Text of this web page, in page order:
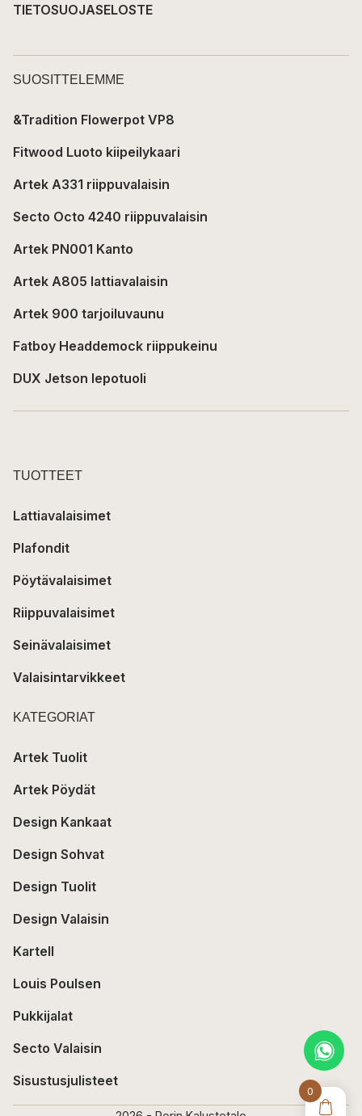
0
TIETOSUOJASELOSTE
SUOSITTELEMME
&Tradition Flowerpot VP8
Fitwood Luoto kiipeilykaari
Artek A331 riippuvalaisin
Secto Octo 4240 riippuvalaisin
Artek PN001 Kanto
Artek A805 lattiavalaisin
Artek 900 tarjoiluvaunu
Fatboy Headdemock riippukeinu
DUX Jetson lepotuoli
TUOTTEET
Lattiavalaisimet
Plafondit
Pöytävalaisimet
Riippuvalaisimet
Seinävalaisimet
Valaisintarvikkeet
KATEGORIAT
Artek Tuolit
Artek Pöydät
Design Kankaat
Design Sohvat
Design Tuolit
Design Valaisin
Kartell
Louis Poulsen
Pukkijalat
Secto Valaisin
Sisustusjulisteet